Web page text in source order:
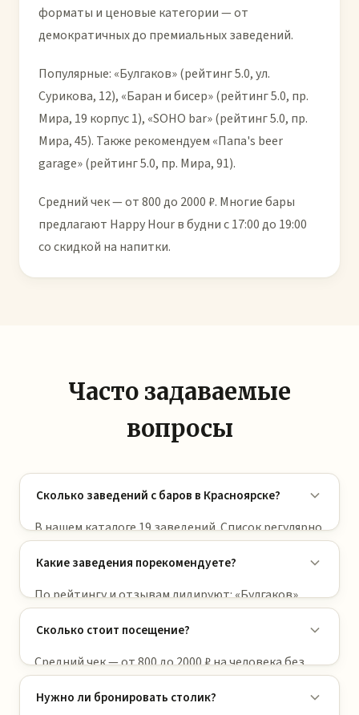
форматы и ценовые категории — от
демократичных до премиальных заведений.
Популярные: «Булгаков» (рейтинг 5.0, ул.
Сурикова, 12), «Баран и бисер» (рейтинг 5.0, пр.
Мира, 19 корпус 1), «SOHO bar» (рейтинг 5.0, пр.
Мира, 45). Также рекомендуем «Папа's beer
garage» (рейтинг 5.0, пр. Мира, 91).
Средний чек — от 800 до 2000 ₽. Многие бары
предлагают Happy Hour в будни с 17:00 до 19:00
со скидкой на напитки.
Часто задаваемые
вопросы
Сколько заведений с баров в Красноярске?
В нашем каталоге 19 заведений. Список регулярно
Какие заведения порекомендуете?
По рейтингу и отзывам лидируют: «Булгаков»,
Сколько стоит посещение?
Средний чек — от 800 до 2000 ₽ на человека без
Нужно ли бронировать столик?